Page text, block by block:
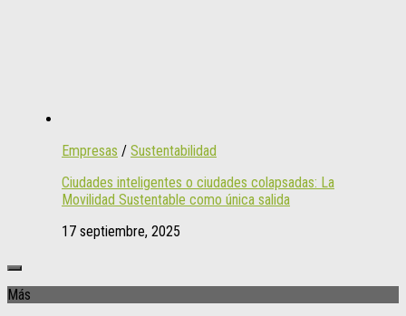
Empresas / Sustentabilidad
Ciudades inteligentes o ciudades colapsadas: La
Movilidad Sustentable como única salida
17 septiembre, 2025
Más